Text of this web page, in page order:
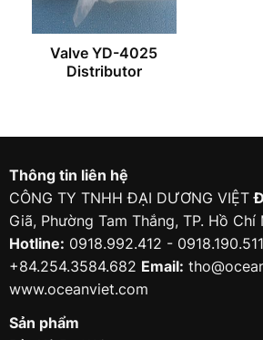
Valve YD-4025
Distributor
Thông tin liên hệ
CÔNG TY TNHH ĐẠI DƯƠNG VIỆT
Giã, Phường Tam Thắng, TP. Hồ Chí
Hotline: 0918.992.412 -
+84.254.3584.682 Email:
www.oceanviet.com
Sản phẩm